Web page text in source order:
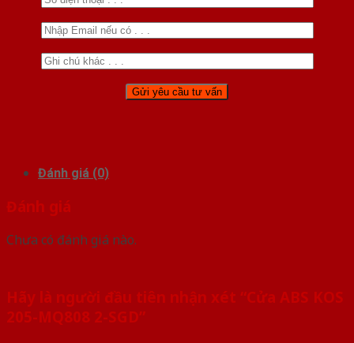
Đánh giá (0)
Đánh giá
Chưa có đánh giá nào.
Hãy là người đầu tiên nhận xét “Cửa ABS KOS
205-MQ808 2-SGD”